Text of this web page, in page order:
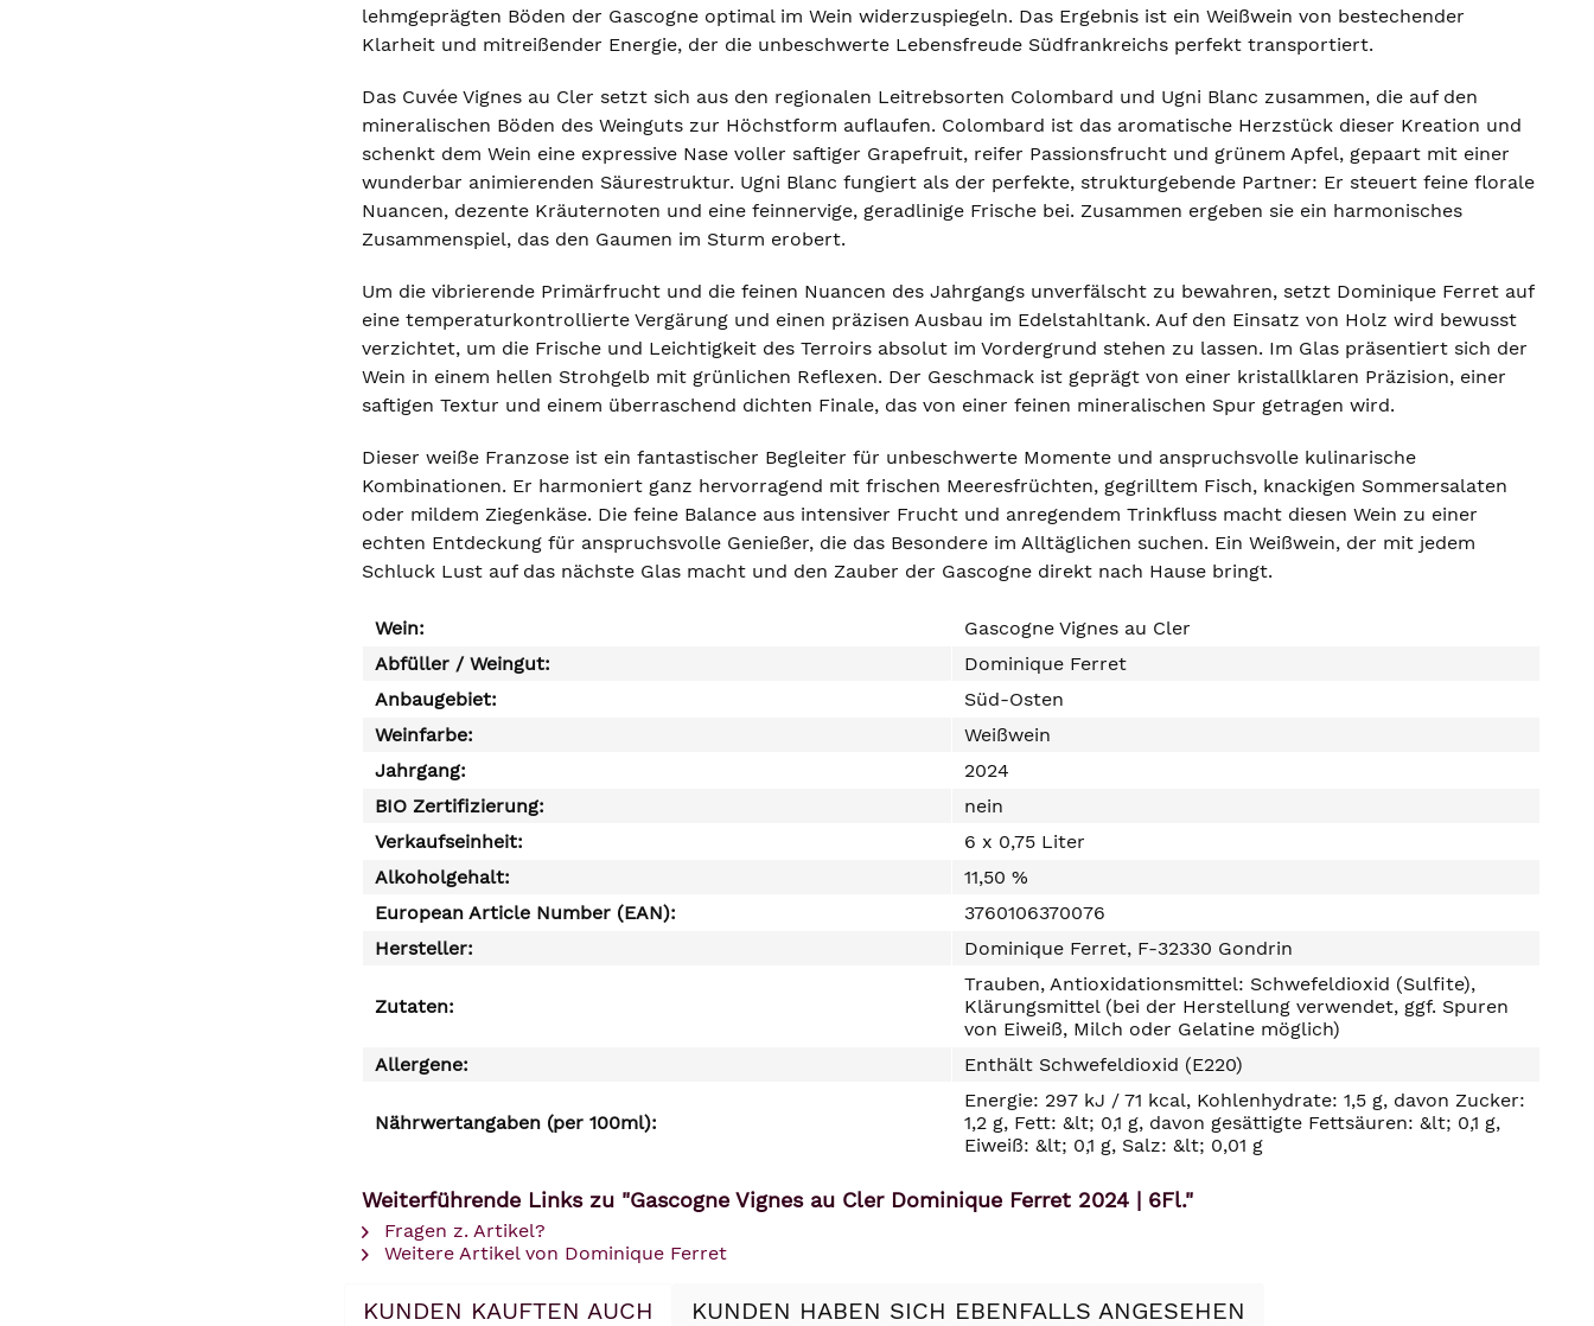
lehmgeprägten Böden der Gascogne optimal im Wein widerzuspiegeln. Das Ergebnis ist ein Weißwein von bestechender
Klarheit und mitreißender Energie, der die unbeschwerte Lebensfreude Südfrankreichs perfekt transportiert.
Das Cuvée Vignes au Cler setzt sich aus den regionalen Leitrebsorten Colombard und Ugni Blanc zusammen, die auf den
mineralischen Böden des Weinguts zur Höchstform auflaufen. Colombard ist das aromatische Herzstück dieser Kreation und
schenkt dem Wein eine expressive Nase voller saftiger Grapefruit, reifer Passionsfrucht und grünem Apfel, gepaart mit einer
wunderbar animierenden Säurestruktur. Ugni Blanc fungiert als der perfekte, strukturgebende Partner: Er steuert feine florale
Nuancen, dezente Kräuternoten und eine feinnervige, geradlinige Frische bei. Zusammen ergeben sie ein harmonisches
Zusammenspiel, das den Gaumen im Sturm erobert.
Um die vibrierende Primärfrucht und die feinen Nuancen des Jahrgangs unverfälscht zu bewahren, setzt Dominique Ferret auf
eine temperaturkontrollierte Vergärung und einen präzisen Ausbau im Edelstahltank. Auf den Einsatz von Holz wird bewusst
verzichtet, um die Frische und Leichtigkeit des Terroirs absolut im Vordergrund stehen zu lassen. Im Glas präsentiert sich der
Wein in einem hellen Strohgelb mit grünlichen Reflexen. Der Geschmack ist geprägt von einer kristallklaren Präzision, einer
saftigen Textur und einem überraschend dichten Finale, das von einer feinen mineralischen Spur getragen wird.
Dieser weiße Franzose ist ein fantastischer Begleiter für unbeschwerte Momente und anspruchsvolle kulinarische
Kombinationen. Er harmoniert ganz hervorragend mit frischen Meeresfrüchten, gegrilltem Fisch, knackigen Sommersalaten
oder mildem Ziegenkäse. Die feine Balance aus intensiver Frucht und anregendem Trinkfluss macht diesen Wein zu einer
echten Entdeckung für anspruchsvolle Genießer, die das Besondere im Alltäglichen suchen. Ein Weißwein, der mit jedem
Schluck Lust auf das nächste Glas macht und den Zauber der Gascogne direkt nach Hause bringt.
Wein:
Gascogne Vignes au Cler
Abfüller / Weingut:
Dominique Ferret
Anbaugebiet:
Süd-Osten
Weinfarbe:
Weißwein
Jahrgang:
2024
BIO Zertifizierung:
nein
Verkaufseinheit:
6 x 0,75 Liter
Alkoholgehalt:
11,50 %
European Article Number (EAN):
3760106370076
Hersteller:
Dominique Ferret, F-32330 Gondrin
Zutaten:
Trauben, Antioxidationsmittel: Schwefeldioxid (Sulfite),
Klärungsmittel (bei der Herstellung verwendet, ggf. Spuren
von Eiweiß, Milch oder Gelatine möglich)
Allergene:
Enthält Schwefeldioxid (E220)
Nährwertangaben (per 100ml):
Energie: 297 kJ / 71 kcal, Kohlenhydrate: 1,5 g, davon Zucker:
1,2 g, Fett: &lt; 0,1 g, davon gesättigte Fettsäuren: &lt; 0,1 g,
Eiweiß: &lt; 0,1 g, Salz: &lt; 0,01 g
Weiterführende Links zu "Gascogne Vignes au Cler Dominique Ferret 2024 | 6Fl."
Fragen z. Artikel?
Weitere Artikel von Dominique Ferret
KUNDEN KAUFTEN AUCH KUNDEN HABEN SICH EBENFALLS ANGESEHEN